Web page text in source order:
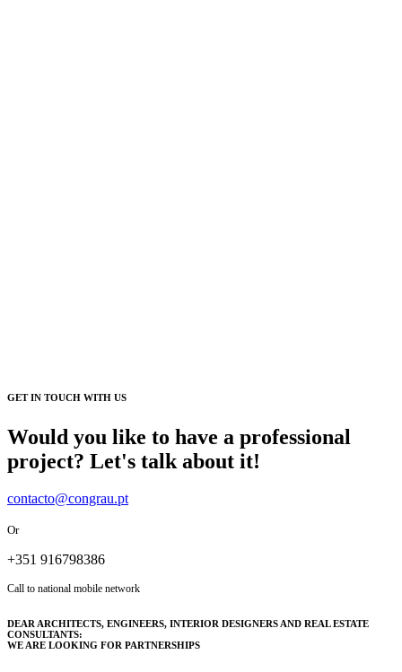
GET IN TOUCH WITH US
Would you like to have a professional
project? Let's talk about it!
contacto@congrau.pt
Or
+351 916798386
Call to national mobile network
DEAR ARCHITECTS, ENGINEERS, INTERIOR DESIGNERS AND REAL ESTATE
CONSULTANTS:
WE ARE LOOKING FOR PARTNERSHIPS